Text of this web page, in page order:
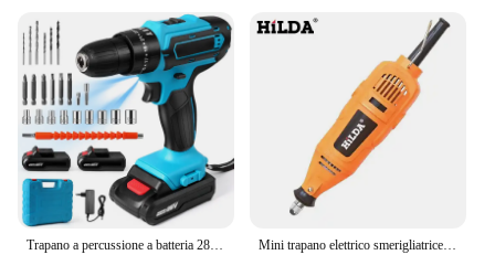
Trapano a percussione a batteria 28V cacciavite multifunzionale trapano elettrico ricaricabile batteria al litio 1350 giri/min utensile elettrico a velocità Mini trapano elettrico smerigliatrice penna per incisione Mini trapano elettrico utensile rotante accessori per rettificatrici